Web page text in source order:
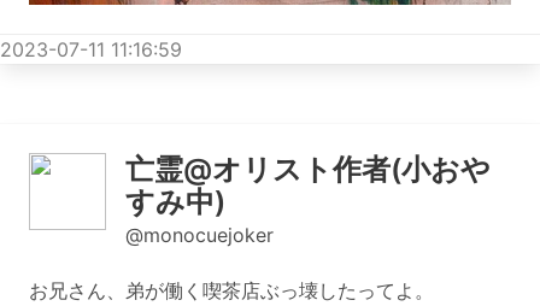
2023-07-11 11:16:59
亡霊@オリスト作者(小おや
すみ中)
@monocuejoker
お兄さん、弟が働く喫茶店ぶっ壊したってよ。